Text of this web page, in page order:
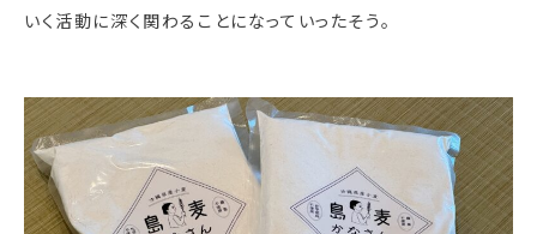
いく活動に深く関わることになっていったそう。